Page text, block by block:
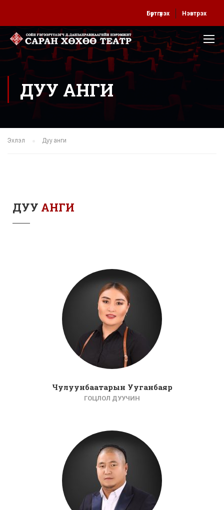
Бүртгүүлэх Нэвтрэх
ДУУ АНГИ
Эхлэл Дуу анги
ДУУ АНГИ
Чулуунбаатарын Ууганбаяр
ГОЦЛОЛ ДУУЧИН